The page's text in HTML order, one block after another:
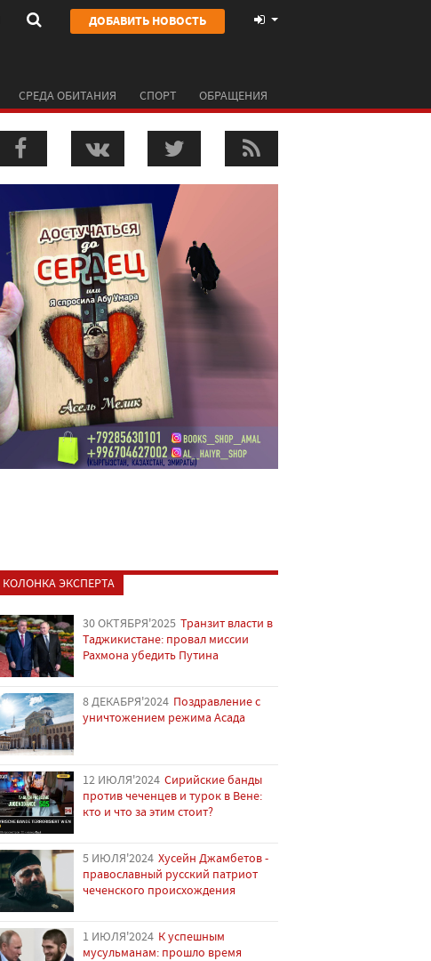
ДОБАВИТЬ НОВОСТЬ
СРЕДА ОБИТАНИЯ СПОРТ ОБРАЩЕНИЯ
КОЛОНКА ЭКСПЕРТА
30 ОКТЯБРЯ'2025 Транзит власти в
Таджикистане: провал миссии
Рахмона убедить Путина
8 ДЕКАБРЯ'2024 Поздравление с
уничтожением режима Асада
12 ИЮЛЯ'2024 Сирийские банды
против чеченцев и турок в Вене:
кто и что за этим стоит?
5 ИЮЛЯ'2024 Хусейн Джамбетов -
православный русский патриот
чеченского происхождения
1 ИЮЛЯ'2024 К успешным
мусульманам: прошло время